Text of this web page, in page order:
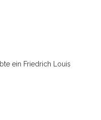
ein Friedrich Louis